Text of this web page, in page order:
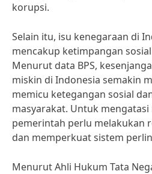
korupsi.
Selain itu, isu kenegaraan di
mencakup ketimpangan
Menurut data BPS,
miskin di Indonesia semakin
memicu ketegangan sosial
masyarakat. Untuk mengatasi
pemerintah perlu melakukan
dan memperkuat sistem
Menurut Ahli Hukum Tata